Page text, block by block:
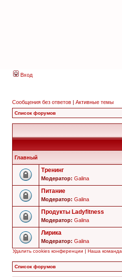
Вход
Сообщения без ответов | Активные темы
Список форумов
Главный
Тренинг
Модератор: Galina
Питание
Модератор: Galina
Продукты Ladyfitness
Модератор: Galina
Лирика
Модератор: Galina
Удалить cookies конференции | Наша команда
Список форумов